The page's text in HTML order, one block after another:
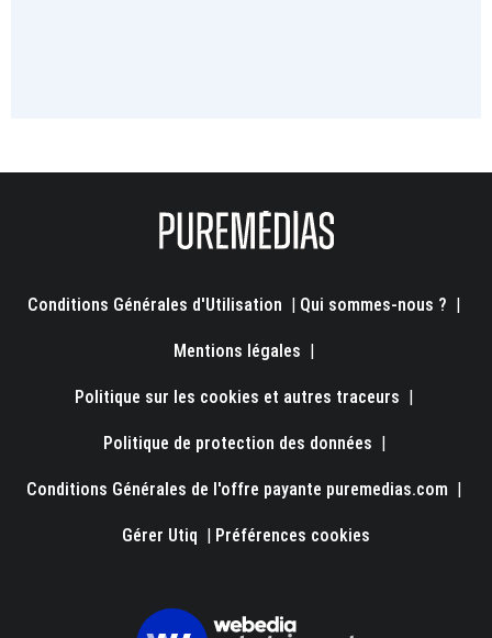
Conditions Générales d'Utilisation | Qui sommes-nous ? |
Mentions légales |
Politique sur les cookies et autres traceurs |
Politique de protection des données |
Conditions Générales de l'offre payante puremedias.com |
Gérer Utiq | Préférences cookies